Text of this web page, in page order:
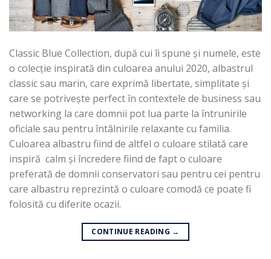
Classic Blue Collection, după cui îi spune și numele, este
o colecție inspirată din culoarea anului 2020, albastrul
classic sau marin, care exprimă libertate, simplitate și
care se potrivește perfect în contextele de business sau
networking la care domnii pot lua parte la întrunirile
oficiale sau pentru întâlnirile relaxante cu familia.
Culoarea albastru fiind de altfel o culoare stilată care
inspiră calm și încredere fiind de fapt o culoare
preferată de domnii conservatori sau pentru cei pentru
care albastru reprezintă o culoare comodă ce poate fi
folosită cu diferite ocazii.
CONTINUE READING →